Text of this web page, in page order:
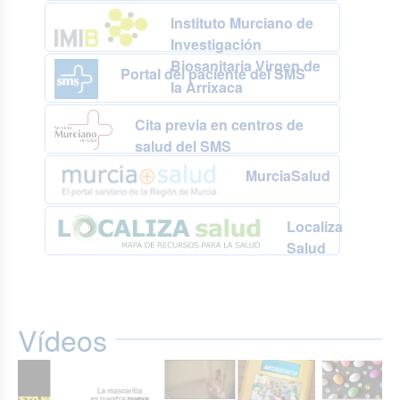
Instituto Murciano de
Investigación
Biosanitaria Virgen de
la Arrixaca
Portal del paciente del SMS
Cita previa en centros de
salud del SMS
MurciaSalud
Localiza
Salud
Vídeos